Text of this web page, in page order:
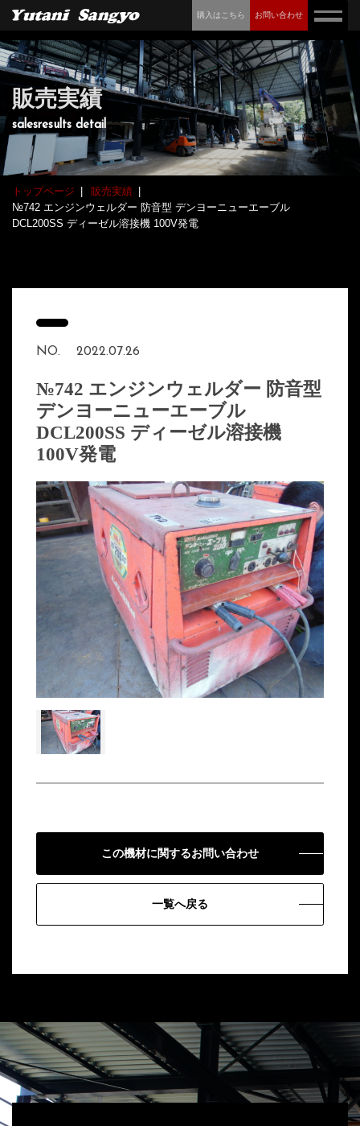
購入はこちら お問い合わせ
販売実績
salesresults detail
トップページ
販売実績
№742 エンジンウェルダー 防音型 デンヨーニューエーブル
DCL200SS ディーゼル溶接機 100V発電
NO. 2022.07.26
№742 エンジンウェルダー 防音型
デンヨーニューエーブル
DCL200SS ディーゼル溶接機
100V発電
この機材に関するお問い合わせ
一覧へ戻る